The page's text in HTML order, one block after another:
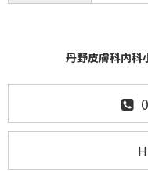
丹野皮膚科内科